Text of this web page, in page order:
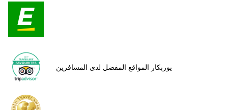
يوربكار المواقع المفضل لدى المسافرين